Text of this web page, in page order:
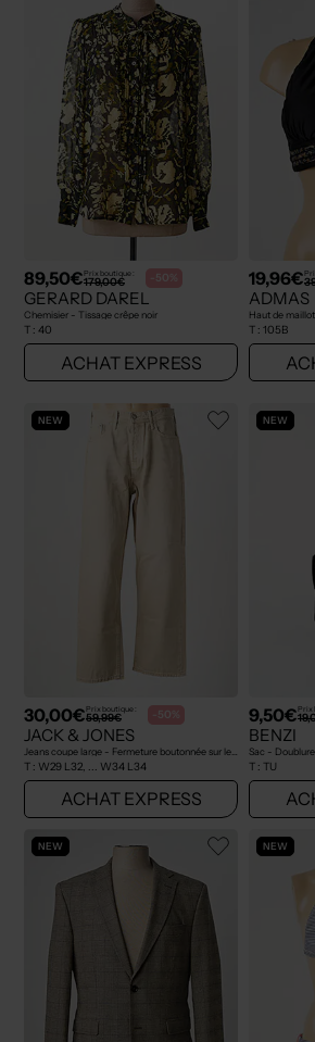
89,50€Prix boutique :
179,00€ -50%
GERARD DAREL
Chemisier - Tissage crêpe noir
T : 40
ACHAT EXPRESS
19,96€
ADMAS
Haut de
T : 105B
NEW
30,00€Prix boutique :
59,99€ -50%
JACK & JONES
T : W29 L32, ... W34 L34
ACHAT EXPRESS
NEW
9,50€Prix
BENZI
Sac -
T : TU
NEW NEW